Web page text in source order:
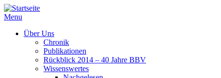
Menu
Über Uns
Chronik
Publikationen
Rückblick 2014 – 40 Jahre BBV
Wissenswertes